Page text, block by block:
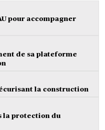
pour accompagner
de sa plateforme
la construction
la protection du